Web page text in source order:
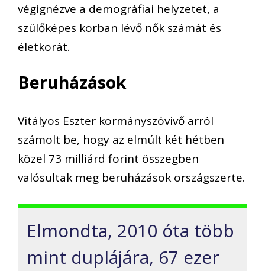
végignézve a demográfiai helyzetet, a
szülőképes korban lévő nők számát és
életkorát.
Beruházások
Vitályos Eszter kormányszóvivő arról
számolt be, hogy az elmúlt két hétben
közel 73 milliárd forint összegben
valósultak meg beruházások országszerte.
Elmondta, 2010 óta több
mint duplájára, 67 ezer